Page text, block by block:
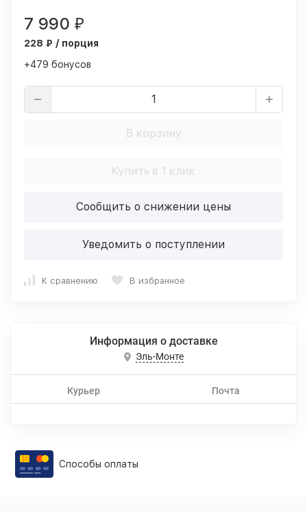
7 990 ₽
228 ₽ / порция
+479 бонусов
В корзину
Купить в 1 клик
Сообщить о снижении цены
Уведомить о поступлении
К сравнению В избранное
Информация о доставке
Эль-Монте
Курьер Почта
Способы оплаты